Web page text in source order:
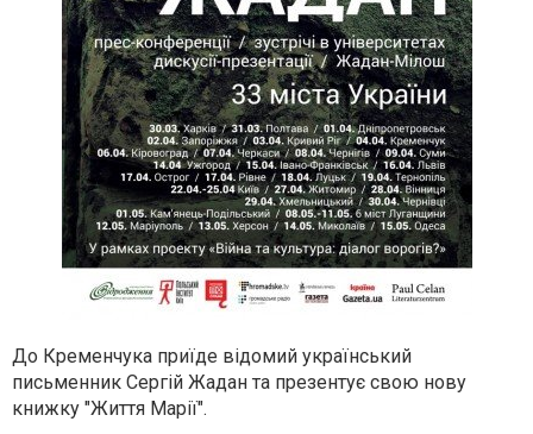
До Кременчука приїде відомий український
письменник Сергій Жадан та презентує свою нову
книжку "Життя Марії".